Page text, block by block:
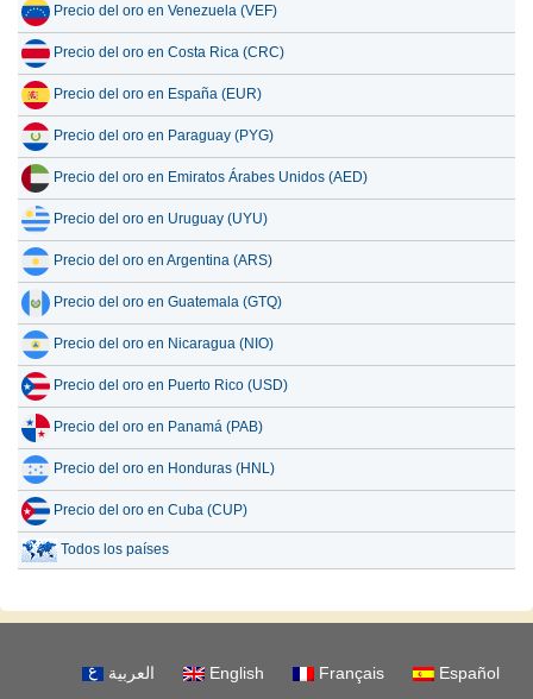
Precio del oro en Venezuela (VEF)
Precio del oro en Costa Rica (CRC)
Precio del oro en España (EUR)
Precio del oro en Paraguay (PYG)
Precio del oro en Emiratos Árabes Unidos (AED)
Precio del oro en Uruguay (UYU)
Precio del oro en Argentina (ARS)
Precio del oro en Guatemala (GTQ)
Precio del oro en Nicaragua (NIO)
Precio del oro en Puerto Rico (USD)
Precio del oro en Panamá (PAB)
Precio del oro en Honduras (HNL)
Precio del oro en Cuba (CUP)
Todos los países
العربية English Français Español